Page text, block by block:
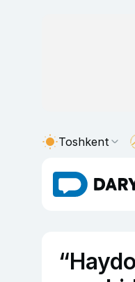
Toshkent